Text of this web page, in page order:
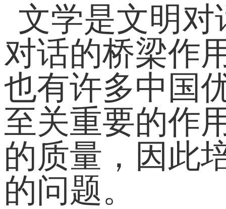
文学是文明
对话的桥梁作
也有许多中国
至关重要的作
的质量，因此
的问题。